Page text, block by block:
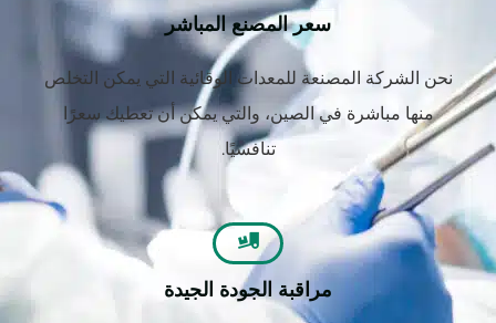
سعر المصنع المباشر
نحن الشركة المصنعة للمعدات الوقائية التي يمكن التخلص
منها مباشرة في الصين، والتي يمكن أن تعطيك سعرًا
تنافسيًا.
مراقبة الجودة الجيدة